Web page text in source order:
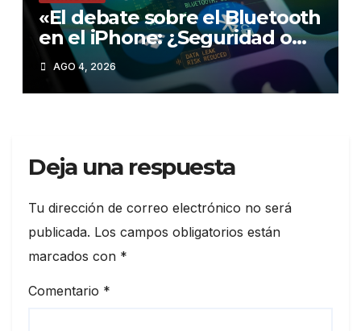
«El debate sobre el Bluetooth
en el iPhone: ¿Seguridad o
comodidad?»
AGO 4, 2026
Deja una respuesta
Tu dirección de correo electrónico no será
publicada. Los campos obligatorios están
marcados con *
Comentario *